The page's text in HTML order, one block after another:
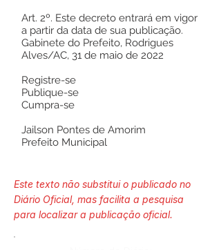
Art. 2º. Este decreto entrará em vigor
a partir da data de sua publicação.
Gabinete do Prefeito, Rodrigues
Alves/AC, 31 de maio de 2022
Registre-se
Publique-se
Cumpra-se
Jailson Pontes de Amorim
Prefeito Municipal
Este texto não substitui o publicado no
Diário Oficial, mas facilita a pesquisa
para localizar a publicação oficial.